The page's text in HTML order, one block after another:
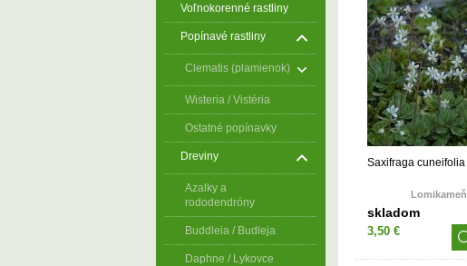
Voľnokorenné rastliny
Popínavé rastliny
Clematis (plamienok)
Wisteria / Vistéria
Ostatné popínavky
Dreviny
Azalky a
rododendróny
Buddleia / Budleja
Daphne / Lykovce
Saxifraga cuneifolia
Lomikameň
skladom
3,50 €